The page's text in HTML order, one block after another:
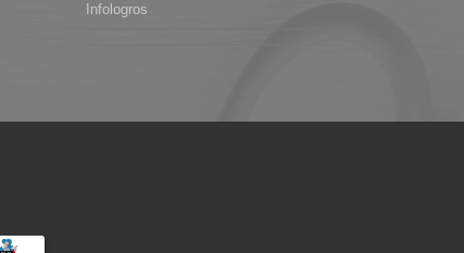
Infologros